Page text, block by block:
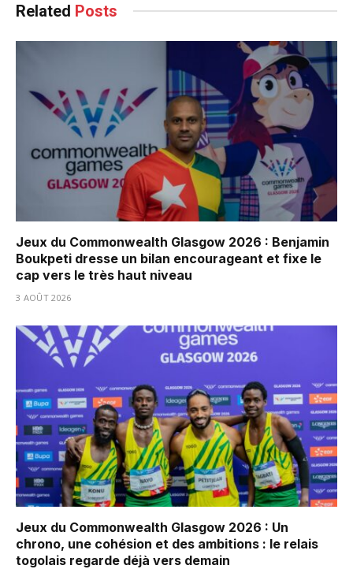
Related Posts
Jeux du Commonwealth Glasgow 2026 : Benjamin
Boukpeti dresse un bilan encourageant et fixe le
cap vers le très haut niveau
3 AOÛT 2026
Jeux du Commonwealth Glasgow 2026 : Un
chrono, une cohésion et des ambitions : le relais
togolais regarde déjà vers demain